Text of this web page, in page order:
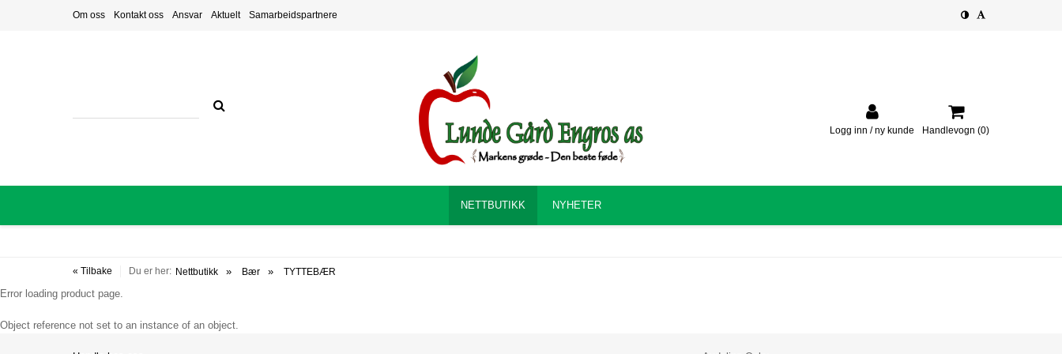
Om oss Kontakt oss Ansvar Aktuelt Samarbeidspartnere
Logg inn / ny kunde Handlevogn (0)
NETTBUTIKK NYHETER
« Tilbake Du er her: Nettbutikk Bær TYTTEBÆR
Error loading product page.
Object reference not set to an instance of an object.